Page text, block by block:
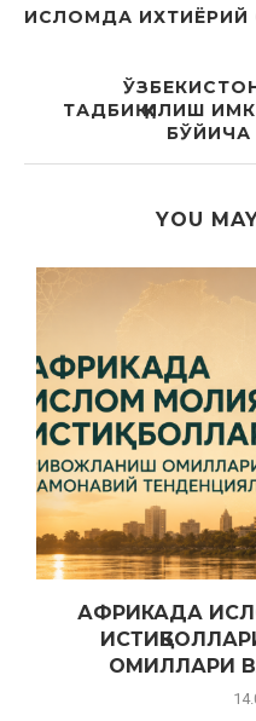
ИСЛОМДА ИХТИЁРИЙ
ТАДБИҚ ҚИЛИШ
БЎЙИЧА
YOU
АФРИКАДА
ОМИЛЛАРИ